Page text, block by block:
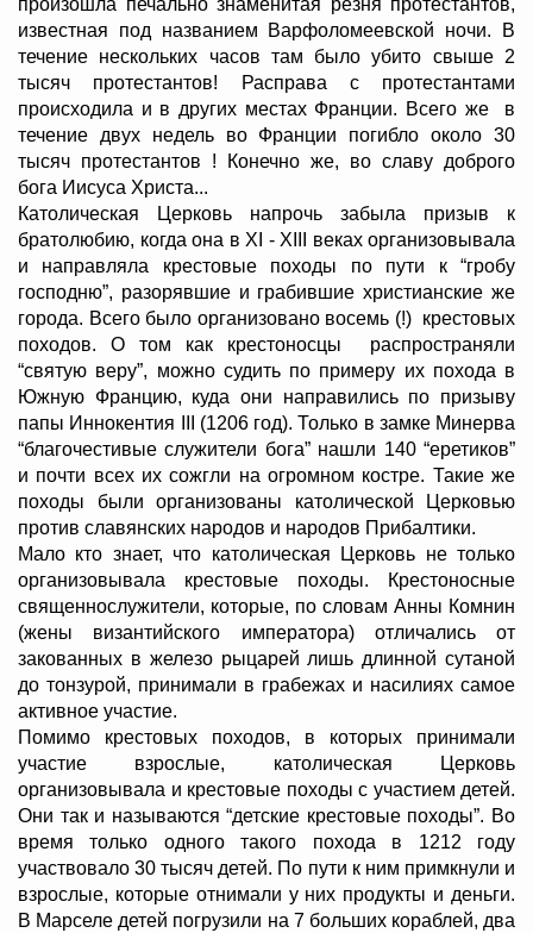
произошла печально знаменитая резня протестантов,
известная под названием Варфоломеевской ночи. В
течение нескольких часов там было убито свыше 2
тысяч протестантов! Расправа с протестантами
происходила и в других местах Франции. Всего же в
течение двух недель во Франции погибло около 30
тысяч протестантов ! Конечно же, во славу доброго
бога Иисуса Христа...
Католическая Церковь напрочь забыла призыв к
братолюбию, когда она в XI - XIII веках организовывала
и направляла крестовые походы по пути к “гробу
господню”, разорявшие и грабившие христианские же
города. Всего было организовано восемь (!) крестовых
походов. О том как крестоносцы распространяли
“святую веру”, можно судить по примеру их похода в
Южную Францию, куда они направились по призыву
папы Иннокентия III (1206 год). Только в замке Минерва
“благочестивые служители бога” нашли 140 “еретиков”
и почти всех их сожгли на огромном костре. Такие же
походы были организованы католической Церковью
против славянских народов и народов Прибалтики.
Мало кто знает, что католическая Церковь не только
организовывала крестовые походы. Крестоносные
священнослужители, которые, по словам Анны Комнин
(жены византийского императора) отличались от
закованных в железо рыцарей лишь длинной сутаной
до тонзурой, принимали в грабежах и насилиях самое
активное участие.
Помимо крестовых походов, в которых принимали
участие взрослые, католическая Церковь
организовывала и крестовые походы с участием детей.
Они так и называются “детские крестовые походы”. Во
время только одного такого похода в 1212 году
участвовало 30 тысяч детей. По пути к ним примкнули и
взрослые, которые отнимали у них продукты и деньги.
В Марселе детей погрузили на 7 больших кораблей, два